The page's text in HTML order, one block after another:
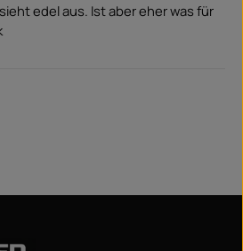
edel aus. Ist aber eher was für